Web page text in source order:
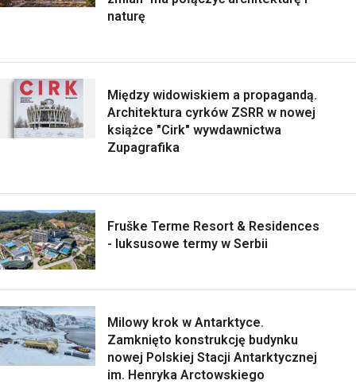
naturę
Między widowiskiem a propagandą.
Architektura cyrków ZSRR w nowej
książce "Cirk" wywdawnictwa
Zupagrafika
Fruške Terme Resort & Residences
- luksusowe termy w Serbii
Milowy krok w Antarktyce.
Zamknięto konstrukcję budynku
nowej Polskiej Stacji Antarktycznej
im. Henryka Arctowskiego